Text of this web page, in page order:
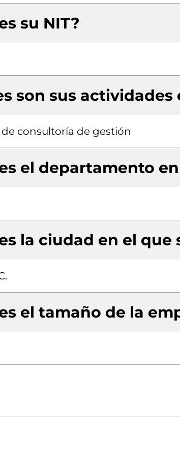
su NIT?
son sus actividades
consultoría de gestión
el departamento
la ciudad en el que
el tamaño de la